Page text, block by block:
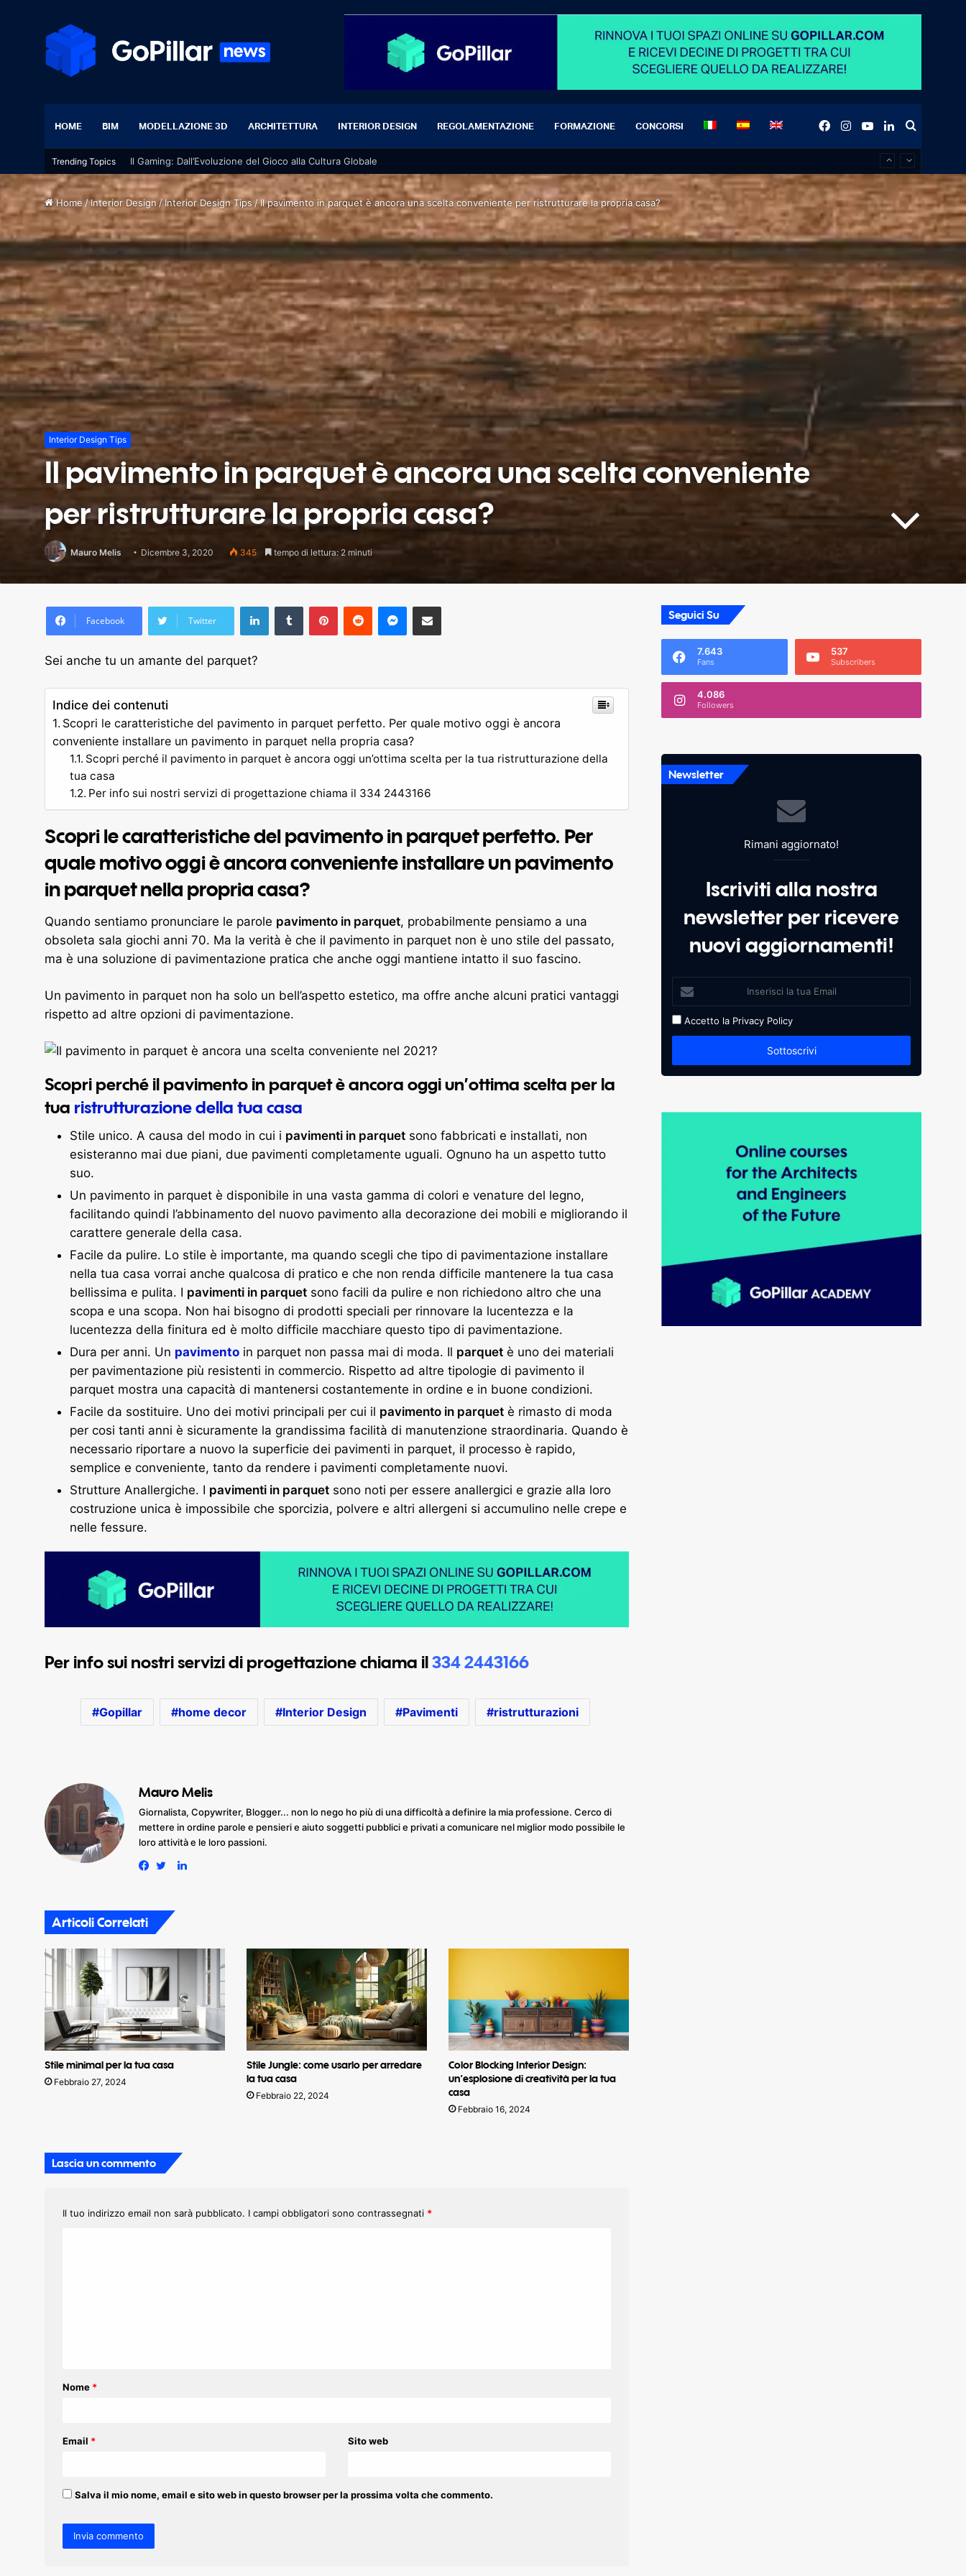
HOME BIM MODELLAZIONE 3D ARCHITETTURA INTERIOR DESIGN REGOLAMENTAZIONE FORMAZIONE CONCORSI Search
LinkedIn
YouTube
Instagram
Facebook
Trending Topics Il Gaming: Dall’Evoluzione del Gioco alla Cultura Globale
Home /Interior Design/Interior Design Tips /Il pavimento in parquet è ancora una scelta conveniente per ristrutturare la propria casa?
Interior Design Tips
Il pavimento in parquet è ancora una scelta conveniente
per ristrutturare la propria casa?
Mauro Melis Dicembre 3, 2020 345 tempo di lettura: 2 minuti
Facebook Twitter
LinkedInTumblr PinterestReddit Messenger
Share via Email
Sei anche tu un amante del parquet?
Indice dei contenuti
Scopri le caratteristiche del pavimento in parquet perfetto. Per quale motivo oggi è ancora
conveniente installare un pavimento in parquet nella propria casa?
Scopri perché il pavimento in parquet è ancora oggi un’ottima scelta per la tua ristrutturazione della
tua casa
Per info sui nostri servizi di progettazione chiama il 334 2443166
Scopri le caratteristiche del pavimento in parquet perfetto. Per
quale motivo oggi è ancora conveniente installare un pavimento
in parquet nella propria casa?
Quando sentiamo pronunciare le parole pavimento in parquet, probabilmente pensiamo a una
obsoleta sala giochi anni 70. Ma la verità è che il pavimento in parquet non è uno stile del passato,
ma è una soluzione di pavimentazione pratica che anche oggi mantiene intatto il suo fascino.
Un pavimento in parquet non ha solo un bell’aspetto estetico, ma offre anche alcuni pratici vantaggi
rispetto ad altre opzioni di pavimentazione.
Scopri perché il pavimento in parquet è ancora oggi un’ottima scelta per la
tua ristrutturazione della tua casa
Stile unico. A causa del modo in cui i pavimenti in parquet sono fabbricati e installati, non
esisteranno mai due piani, due pavimenti completamente uguali. Ognuno ha un aspetto tutto
suo.
Un pavimento in parquet è disponibile in una vasta gamma di colori e venature del legno,
facilitando quindi l’abbinamento del nuovo pavimento alla decorazione dei mobili e migliorando il
carattere generale della casa.
Facile da pulire. Lo stile è importante, ma quando scegli che tipo di pavimentazione installare
nella tua casa vorrai anche qualcosa di pratico e che non renda difficile mantenere la tua casa
bellissima e pulita. I pavimenti in parquet sono facili da pulire e non richiedono altro che una
scopa e una scopa. Non hai bisogno di prodotti speciali per rinnovare la lucentezza e la
lucentezza della finitura ed è molto difficile macchiare questo tipo di pavimentazione.
Dura per anni. Un pavimento in parquet non passa mai di moda. Il parquet è uno dei materiali
per pavimentazione più resistenti in commercio. Rispetto ad altre tipologie di pavimento il
parquet mostra una capacità di mantenersi costantemente in ordine e in buone condizioni.
Facile da sostituire. Uno dei motivi principali per cui il pavimento in parquet è rimasto di moda
per cosi tanti anni è sicuramente la grandissima facilità di manutenzione straordinaria. Quando è
necessario riportare a nuovo la superficie dei pavimenti in parquet, il processo è rapido,
semplice e conveniente, tanto da rendere i pavimenti completamente nuovi.
Strutture Anallergiche. I pavimenti in parquet sono noti per essere anallergici e grazie alla loro
costruzione unica è impossibile che sporcizia, polvere e altri allergeni si accumulino nelle crepe e
nelle fessure.
Per info sui nostri servizi di progettazione chiama il334 2443166
Gopillar home decor Interior Design Pavimenti ristrutturazioni
Mauro Melis
Giornalista, Copywriter, Blogger... non lo nego ho più di una difficoltà a definire la mia professione. Cerco di
mettere in ordine parole e pensieri e aiuto soggetti pubblici e privati a comunicare nel miglior modo possibile le
loro attività e le loro passioni.
LinkedIn
Articoli Correlati
Stile minimal per la tua casa
Febbraio 27, 2024
Stile Jungle: come usarlo per arredare
la tua casa
Febbraio 22, 2024
Color Blocking Interior Design:
un’esplosione di creatività per la tua
casa
Febbraio 16, 2024
Lascia un commento
Il tuo indirizzo email non sarà pubblicato. I campi obbligatori sono contrassegnati *
o
Nome *
Email * Sito web
Salva il mio nome, email e sito web in questo browser per la prossima volta che commento.
Seguici Su
7.643
Fans
537
Subscribers
4.086
Followers
Newsletter
Rimani aggiornato!
Iscriviti alla nostra
newsletter per ricevere
nuovi aggiornamenti!
Accetto la Privacy Policy